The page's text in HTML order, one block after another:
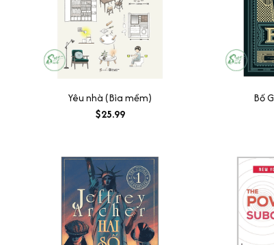
Yêu nhà (Bìa mềm)
$25.99
Bố